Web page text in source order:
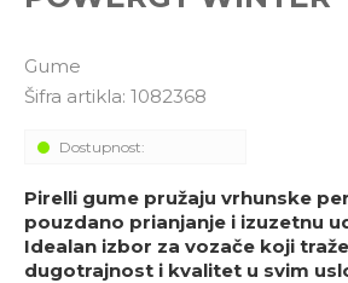
Gume
Šifra artikla: 1082368
Dostupnost:
Pirelli gume pružaju vrhunske
pouzdano prianjanje i izuzetnu
Idealan izbor za vozače koji
dugotrajnost i kvalitet u svim